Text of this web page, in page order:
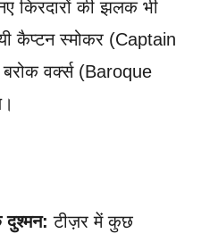
किरदारों की झलक भी
कैप्टन स्मोकर (Captain
वर्क्स (Baroque
टीज़र में कुछ